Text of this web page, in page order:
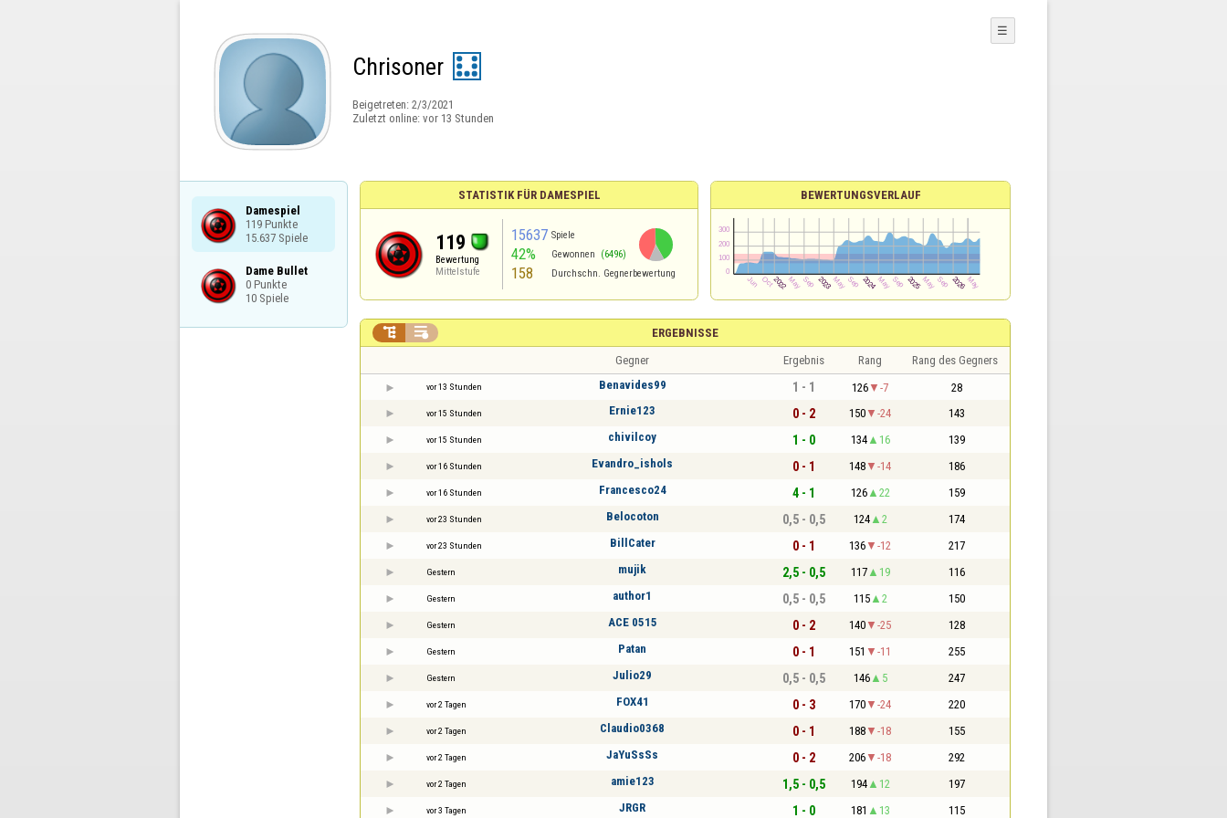
Chrisoner
Beigetreten: 2/3/2021
Zuletzt online: vor 13 Stunden
☰
Damespiel
119 Punkte
15.637 Spiele
Dame Bullet
0 Punkte
10 Spiele
STATISTIK FÜR DAMESPIEL
119
Bewertung
Mittelstufe
15637 Spiele
42% Gewonnen (6496)
158 Durchschn. Gegnerbewertung
BEWERTUNGSVERLAUF
ERGEBNISSE
 
Gegner Ergebnis Rang Rang des Gegners
vor 13 Stunden Benavides99 1 - 1 126 -7 28
vor 15 Stunden Ernie123 0 - 2 150 -24 143
vor 15 Stunden chivilcoy 1 - 0 134 16 139
vor 16 Stunden Evandro_ishols 0 - 1 148 -14 186
vor 16 Stunden Francesco24 4 - 1 126 22 159
vor 23 Stunden Belocoton 0,5 - 0,5 124 2 174
vor 23 Stunden BillCater 0 - 1 136 -12 217
Gestern mujik 2,5 - 0,5 117 19 116
Gestern author1 0,5 - 0,5 115 2 150
Gestern ACE 0515 0 - 2 140 -25 128
Gestern Patan 0 - 1 151 -11 255
Gestern Julio29 0,5 - 0,5 146 5 247
vor 2 Tagen FOX41 0 - 3 170 -24 220
vor 2 Tagen Claudio0368 0 - 1 188 -18 155
vor 2 Tagen JaYuSsSs 0 - 2 206 -18 292
vor 2 Tagen amie123 1,5 - 0,5 194 12 197
vor 3 Tagen JRGR 1 - 0 181 13 115